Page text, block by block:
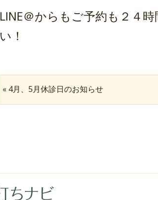
LINE＠からもご予約も２４
い！
« 4月、5月休診日のお知らせ